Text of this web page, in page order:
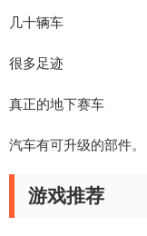
几十辆车
很多足迹
真正的地下赛车
汽车有可升级的部件。
游戏推荐